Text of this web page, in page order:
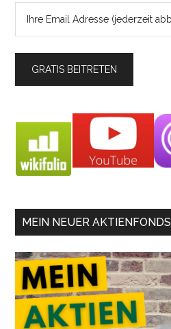
MEIN NEUER AKTIENFONDS